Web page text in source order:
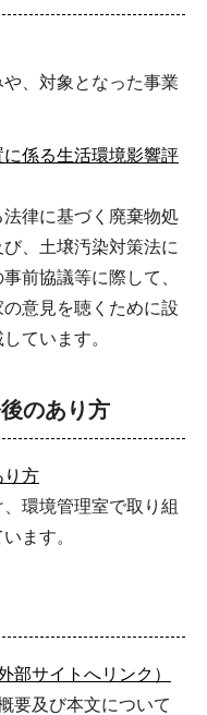
、対象となった事業
係る生活環境影響評
律に基づく廃棄物処
、土壌汚染対策法に
前協議等に際して、
意見を聴くために設
ています。
のあり方
り方
環境管理室で取り組
ます。
部サイトへリンク）
要及び本文について